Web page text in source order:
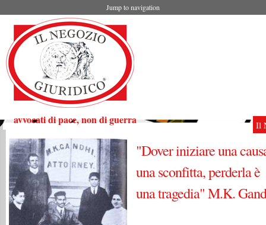
Jump to navigation
Il
avvocati di pace, non di guerra
"Dover iniziare una
una sconfitta, perderla è
una tragedia" M.K.